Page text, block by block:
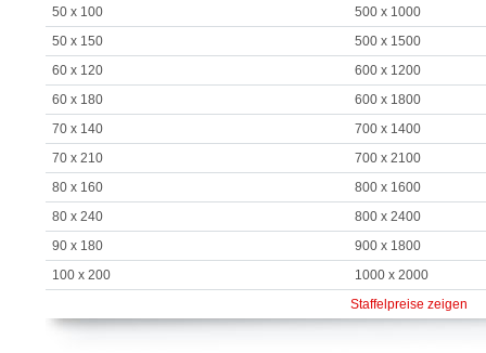
50 x 100
500 x 1000
50 x 150
500 x 1500
60 x 120
600 x 1200
60 x 180
600 x 1800
70 x 140
700 x 1400
70 x 210
700 x 2100
80 x 160
800 x 1600
80 x 240
800 x 2400
90 x 180
900 x 1800
100 x 200
1000 x 2000
Staffelpreise zeigen